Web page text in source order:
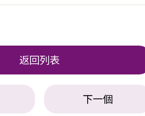
返回列表
下一個